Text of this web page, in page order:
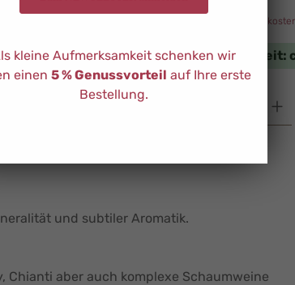
Preise inkl. MwSt. zzgl.
verfügbar, Lieferzeit:
Produkt Anzahl:
und subtiler Aromatik.
Chianti aber auch komplexe Schaumweine
kleine Aufmerksamkeit schenken wir
einen 5 % Genussvorteil auf Ihre erste
Bestellung.